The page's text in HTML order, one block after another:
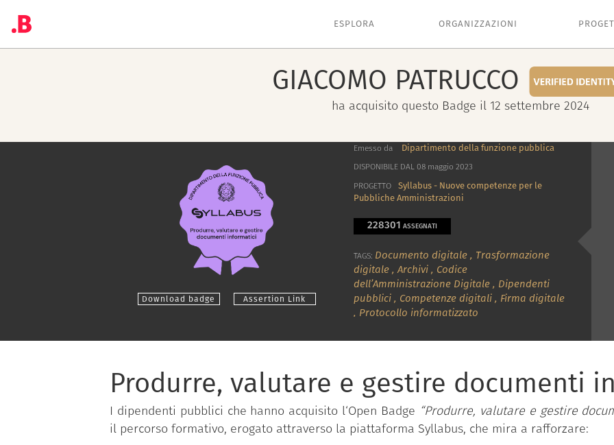
ESPLORA ORGANIZZAZIONI
GIACOMO PATRUCCO
ha acquisito questo Badge il 12 settembre 2024
Download badge Assertion Link
Emesso da Dipartimento della funzione pubblica
DISPONIBILE DAL 08 maggio 2023
PROGETTO
Syllabus - Nuove competenze per le
Pubbliche Amministrazioni
228301 ASSEGNATI
TAGS: Documento digitale , Trasformazione
digitale ,Archivi , Codice
dell’Amministrazione Digitale , Dipendenti
pubblici , Competenze digitali , Firma digitale
, Protocollo informatizzato
Produrre, valutare e gestire documenti
I dipendenti pubblici che hanno acquisito l‘Open Badge “Produrre, valutare e gestire
il percorso formativo, erogato attraverso la piattaforma Syllabus, che mira a rafforzare: